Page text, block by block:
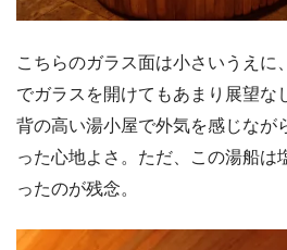
こちらのガラス面は小さいうえに
でガラスを開けてもあまり展望な
背の高い湯小屋で外気を感じなが
った心地よさ。ただ、この湯船は
ったのが残念。